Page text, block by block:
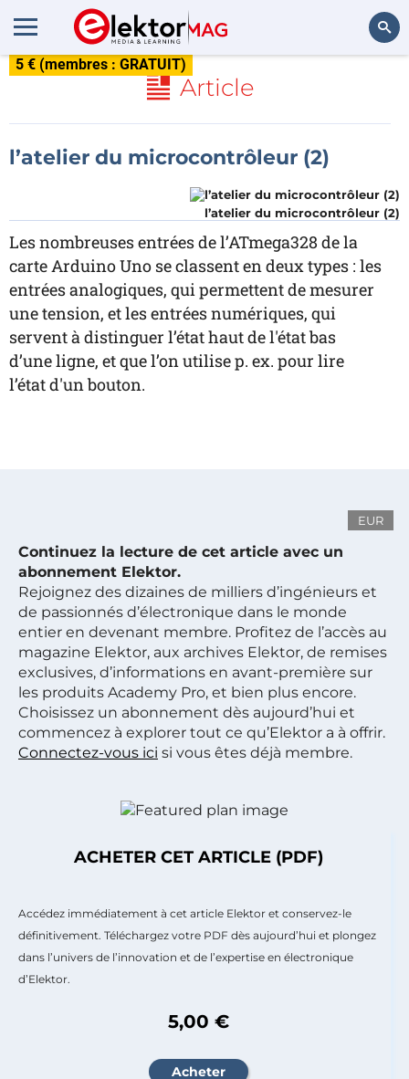
5 € (membres : GRATUIT)
Article
l’atelier du microcontrôleur (2)
l’atelier du microcontrôleur (2)
Les nombreuses entrées de l’ATmega328 de la
carte Arduino Uno se classent en deux types : les
entrées analogiques, qui permettent de mesurer
une tension, et les entrées numériques, qui
servent à distinguer l’état haut de l'état bas
d’une ligne, et que l’on utilise p. ex. pour lire
l’état d'un bouton.
EUR
Continuez la lecture de cet article avec un
abonnement Elektor.
Rejoignez des dizaines de milliers d’ingénieurs et
de passionnés d’électronique dans le monde
entier en devenant membre. Profitez de l’accès au
magazine Elektor, aux archives Elektor, de remises
exclusives, d’informations en avant-première sur
les produits Academy Pro, et bien plus encore.
Choisissez un abonnement dès aujourd’hui et
commencez à explorer tout ce qu’Elektor a à offrir.
Connectez-vous ici si vous êtes déjà membre.
ACHETER CET ARTICLE (PDF)
Accédez immédiatement à cet article Elektor et conservez-le
définitivement. Téléchargez votre PDF dès aujourd’hui et plongez
dans l’univers de l’innovation et de l’expertise en électronique
d’Elektor.
5,00 €